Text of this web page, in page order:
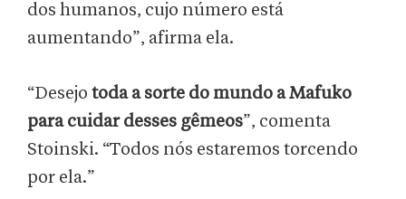
dos humanos, cujo número está
aumentando”, afirma ela.
“Desejo toda a sorte do mundo a Mafuko
para cuidar desses gêmeos”, comenta
Stoinski. “Todos nós estaremos torcendo
por ela.”